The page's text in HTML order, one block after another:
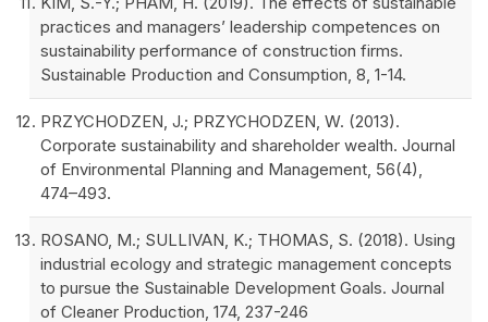
practices and managers’ leadership competences on
sustainability performance of construction firms.
Sustainable Production and Consumption, 8, 1-14.
PRZYCHODZEN, J.; PRZYCHODZEN, W. (2013).
Corporate sustainability and shareholder wealth. Journal
of Environmental Planning and Management, 56(4),
474–493.
ROSANO, M.; SULLIVAN, K.; THOMAS, S. (2018). Using
industrial ecology and strategic management concepts
to pursue the Sustainable Development Goals. Journal
of Cleaner Production, 174, 237-246